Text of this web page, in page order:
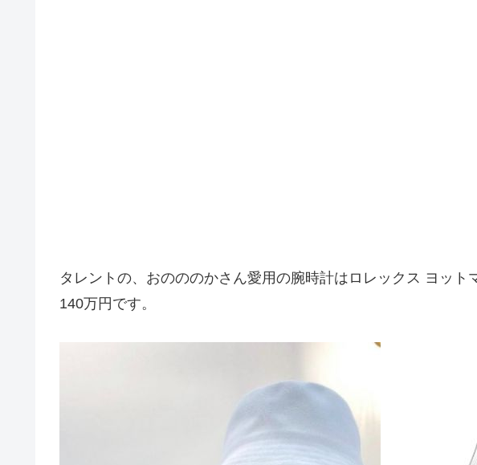
タレントの、おのののかさん愛用の腕時計はロレックス ヨット
140万円です。